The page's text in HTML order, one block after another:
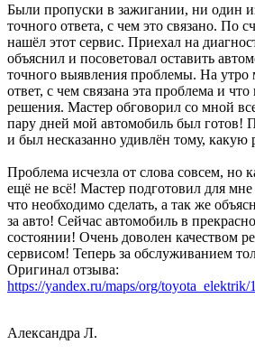
Были пропуски в зажигании, ни один
точного ответа, с чем это связано. По
нашёл этот сервис. Приехал на
объяснил и посоветовал оставить
точного выявления проблемы. На утро
ответ, с чем связана эта проблема и
решения. Мастер обговорил со мной
пару дней мой автомобиль был готов!
и был несказанно удивлён тому, какую
Проблема исчезла от слова совсем, но
ещё не всё! Мастер подготовил для
что необходимо сделать, а так же
за авто! Сейчас автомобиль в
состоянии! Очень доволен качеством
сервисом! Теперь за обслуживанием
Оригинал отзыва:
https://yandex.ru/maps/org/
Александра Л.